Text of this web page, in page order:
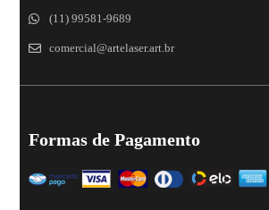
(11) 99581-9689
comercial@artelaser.art.br
Formas de Pagamento